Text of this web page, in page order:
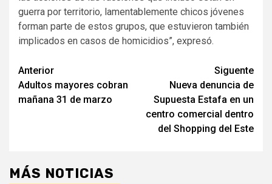
guerra por territorio, lamentablemente chicos jóvenes
forman parte de estos grupos, que estuvieron también
implicados en casos de homicidios”, expresó.
Navegación
de
Anterior
Adultos mayores cobran
mañana 31 de marzo
Siguente
Nueva denuncia de
Supuesta Estafa en un
centro comercial dentro
del Shopping del Este
MÁS NOTICIAS